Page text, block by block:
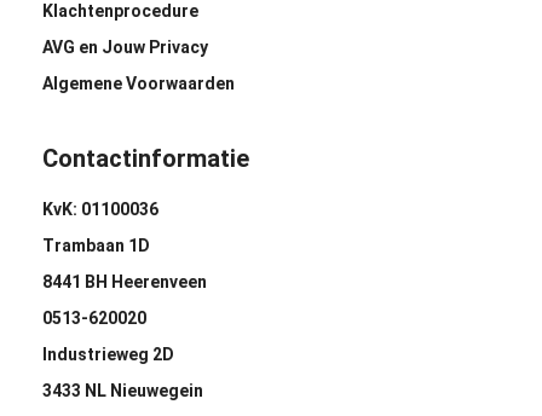
Klachtenprocedure
AVG en Jouw Privacy
Algemene Voorwaarden
Contactinformatie
KvK: 01100036
Trambaan 1D
8441 BH Heerenveen
0513-620020
Industrieweg 2D
3433 NL Nieuwegein